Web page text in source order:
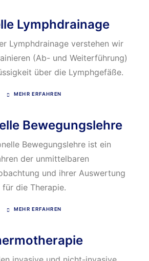
Lymphdrainage
Lymphdrainage verstehen wir
(Ab- und Weiterführung)
über die Lymphgefäße.
MEHR ERFAHREN
Bewegungslehre
Bewegungslehre ist ein
der unmittelbaren
und ihrer Auswertung
für die Therapie.
MEHR ERFAHREN